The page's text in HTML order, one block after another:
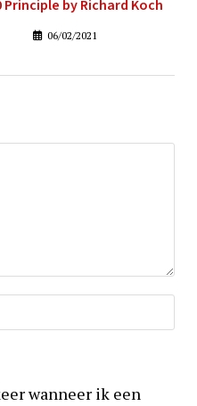
Principle by Richard Koch
06/02/2021
wanneer ik een